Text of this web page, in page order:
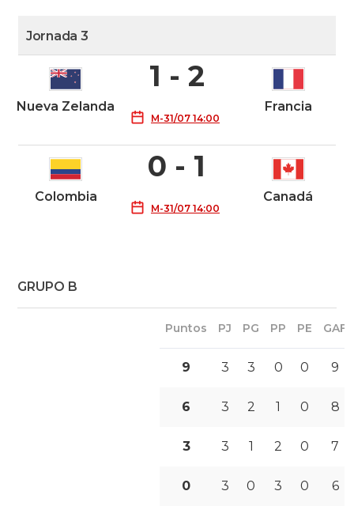
Jornada 3
Nueva Zelanda
1 - 2
Francia
M-31/07 14:00
Colombia
0 - 1
Canadá
M-31/07 14:00
GRUPO B
Puntos PJ PG PP PE GAF
9 3 3 0 0 9
6 3 2 1 0 8
3 3 1 2 0 7
0 3 0 3 0 6